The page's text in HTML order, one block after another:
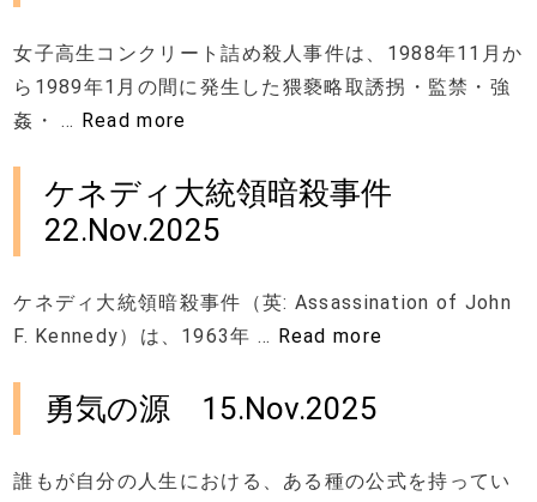
女子高生コンクリート詰め殺人事件は、1988年11月か
ら1989年1月の間に発生した猥褻略取誘拐・監禁・強
姦・ … Read more
ケネディ大統領暗殺事件
22.Nov.2025
ケネディ大統領暗殺事件（英: Assassination of John
F. Kennedy）は、1963年 … Read more
勇気の源 15.Nov.2025
誰もが自分の人生における、ある種の公式を持ってい